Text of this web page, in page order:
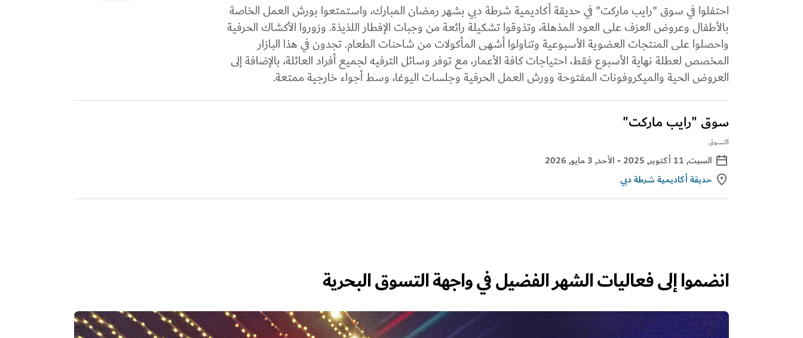
احتفلوا في سوق "رايب ماركت" في حديقة أكاديمية شرطة دبي بشهر رمضان المبارك، واستمتعوا بورش العمل الخاصة
بالأطفال وعروض العزف على العود المذهلة، وتذوقوا تشكيلة رائعة من وجبات الإفطار اللذيذة. وزوروا الأكشاك الحرفية
واحصلوا على المنتجات العضوية الأسبوعية وتناولوا أشهى المأكولات من شاحنات الطعام. تجدون في هذا البازار
المخصص لعطلة نهاية الأسبوع فقط، احتياجات كافة الأعمار، مع توفر وسائل الترفيه لجميع أفراد العائلة، بالإضافة إلى
العروض الحية والميكروفونات المفتوحة وورش العمل الحرفية وجلسات اليوغا، وسط أجواء خارجية ممتعة.
سوق "رايب ماركت"
التسوق
السبت, 11 أكتوبر, 2025
- اﻷحد, 3 مايو, 2026
حديقة أكاديمية شرطة دبي
انضموا إلى فعاليات الشهر الفضيل في واجهة التسوق البحرية